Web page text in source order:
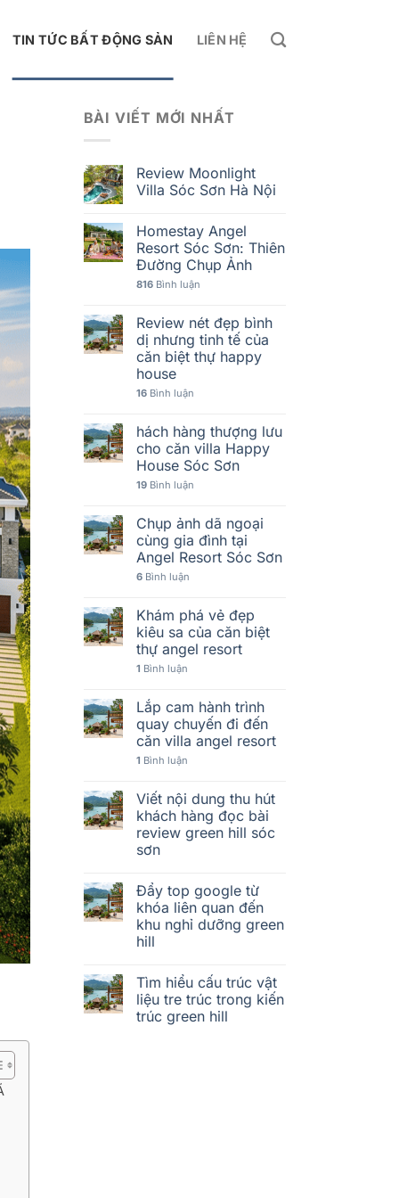
TIN TỨC BẤT ĐỘNG SẢN LIÊN HỆ
BÀI VIẾT MỚI NHẤT
Review Moonlight
Villa Sóc Sơn Hà Nội
Homestay Angel
Resort Sóc Sơn: Thiên
Đường Chụp Ảnh
816Bình luận
Review nét đẹp bình
dị nhưng tinh tế của
căn biệt thự happy
house
16Bình luận
hách hàng thượng lưu
cho căn villa Happy
House Sóc Sơn
19Bình luận
Chụp ảnh dã ngoại
cùng gia đình tại
Angel Resort Sóc Sơn
6Bình luận
Khám phá vẻ đẹp
kiêu sa của căn biệt
thự angel resort
1 Bình luận
Lắp cam hành trình
quay chuyến đi đến
căn villa angel resort
1 Bình luận
Viết nội dung thu hút
khách hàng đọc bài
review green hill sóc
sơn
Đẩy top google từ
khóa liên quan đến
khu nghỉ dưỡng green
hill
Tìm hiểu cấu trúc vật
liệu tre trúc trong kiến
trúc green hill